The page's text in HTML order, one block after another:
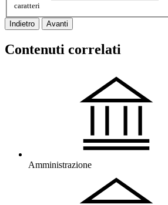
caratteri
Indietro Avanti
Contenuti correlati
Amministrazione